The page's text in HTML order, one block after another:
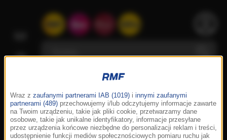
Wraz z zaufanymi partnerami IAB (1019) i innymi zaufanymi
partnerami (489) przechowujemy i/lub odczytujemy informacje zawarte
na Twoim urządzeniu, takie jak pliki cookie, przetwarzamy dane
osobowe, takie jak unikalne identyfikatory, informacje przesyłane
przez urządzenia końcowe niezbędne do personalizacji reklam i treści,
udostępnienie funkcji mediów społecznościowych pomiaru ruchu jak